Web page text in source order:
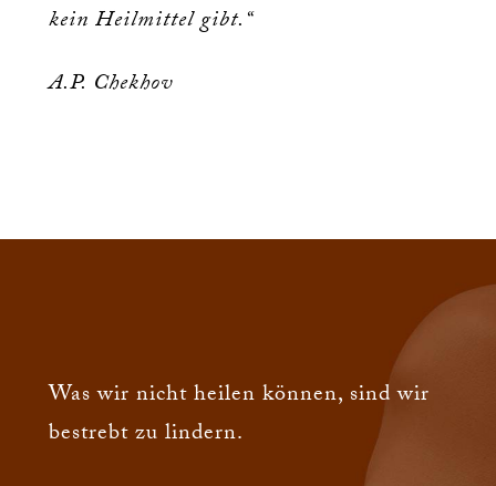
kein Heilmittel gibt.“
A.P. Chekhov
Was wir nicht heilen können, sind wir
bestrebt zu lindern.